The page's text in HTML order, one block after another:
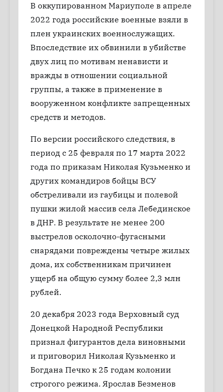
В оккупированном Мариуполе в апреле
2022 года российские военные взяли в
плен украинских военнослужащих.
Впоследствие их обвинили в убийстве
двух лиц по мотивам ненависти и
вражды в отношении социальной
группы, а также в применение в
вооруженном конфликте запрещенных
средств и методов.
По версии российского следствия, в
период с 25 февраля по 17 марта 2022
года по приказам Николая Кузьменко и
других командиров бойцы ВСУ
обстреливали из гаубицы и полевой
пушки жилой массив села Лебединское
в ДНР. В результате не менее 200
выстрелов осколочно-фугасными
снарядами повреждены четыре жилых
дома, их собственникам причинен
ущерб на общую сумму более 2,3 млн
рублей.
20 декабря 2023 года Верховный суд
Донецкой Народной Республики
признал фигурантов дела виновными
и приговорил Николая Кузьменко и
Богдана Печко к 25 годам колонии
строгого режима. Ярослав Безменов